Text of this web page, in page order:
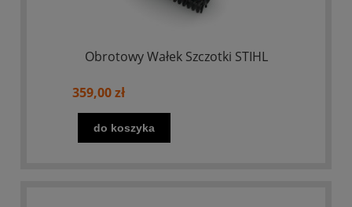
Obrotowy Wałek Szczotki STIHL
359,00 zł
do koszyka